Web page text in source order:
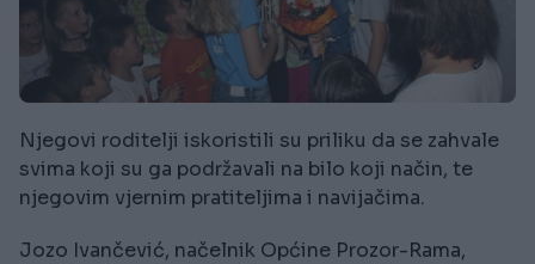
Njegovi roditelji iskoristili su priliku da se zahvale
svima koji su ga podržavali na bilo koji način, te
njegovim vjernim pratiteljima i navijačima.
Jozo Ivančević, načelnik Općine Prozor-Rama,